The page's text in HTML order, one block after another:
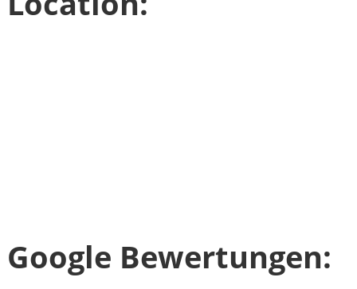
Google Bewertungen: